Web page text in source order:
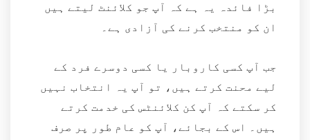
بڑا فائدہ یہ ہے کہ آپ جو کلائنٹ لیتے ہیں
ان کو منتخب کرنے کی آزادی ہے۔
جب آپ کسی کاروبار یا کسی دوسرے فرد کے
لیے محنت کرتے ہیں، تو آپ یہ انتخاب نہیں
کر سکتے کہ آپ کن کلائنٹس کی خدمت کرتے
ہیں۔ اس کے بجائے، آپ کو عام طور پر صرف